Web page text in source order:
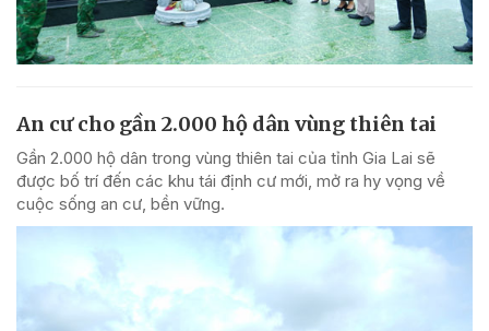
An cư cho gần 2.000 hộ dân vùng thiên tai
Gần 2.000 hộ dân trong vùng thiên tai của tỉnh Gia Lai sẽ
được bố trí đến các khu tái định cư mới, mở ra hy vọng về
cuộc sống an cư, bền vững.